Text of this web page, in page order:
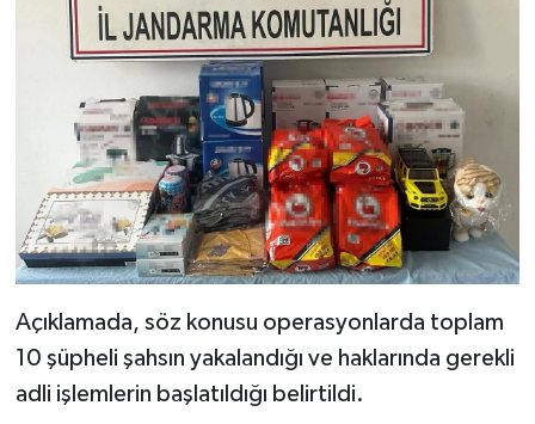
Açıklamada, söz konusu operasyonlarda toplam
10 şüpheli şahsın yakalandığı ve haklarında gerekli
adli işlemlerin başlatıldığı belirtildi.